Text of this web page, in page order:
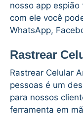
nosso app
com ele você
WhatsApp,
Rastrear
Rastrear Celular
pessoas é um
para nossos
ferramenta em